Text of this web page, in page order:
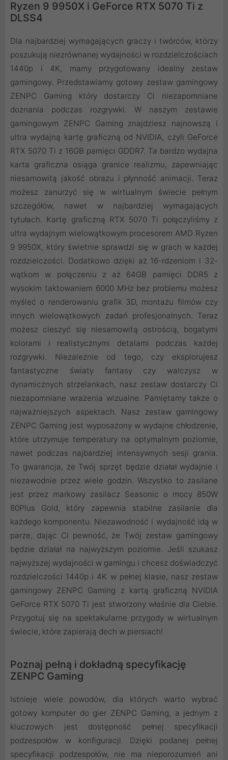
Ryzen 9 9950X i GeForce RTX 5070 Ti z
DLSS4
Dla najbardziej wymagających graczy i twórców, którzy
poszukują niezrównanej wydajności w rozdzielczościach
1440p i 4K, mamy przygotowany idealny zestaw
gamingowy. Przedstawiamy gotowy zestaw gamingowy
ZENPC Gaming który dostarczy Ci niezapomniane
doznania podczas rozgrywki. W naszym zestawie
gamingowym ZENPC Gaming znajdziesz najnowszą i
ultra wydajną kartę graficzną od NVIDIA, czyli GeForce
RTX 5070 Ti z 16GB pamięci GDDR7. Ta bardzo wydajna
karta graficzna osiąga granice realizmu, zapewniając
niesamowitą jakość obrazu i płynność animacji. Teraz
możesz zanurzyć się w wirtualnym świecie pełnym
szczegółów, nawet w najbardziej wymagających
tytułach. Kartę graficzną RTX 5070 Ti połączyliśmy z
ultra wydajnym wielowątkowym procesorem AMD Ryzen
9 9950X, który świetnie sprawdzi się w grach w każdej
rozdzielczości. Dodatkowo dzięki aż 16-rdzeniom i 32-
wątkom w połączeniu z aż 64GB pamięci DDR5 z
wysokim taktowaniem 6000 MHz bez problemu możesz
myśleć o renderowaniu grafik 3D, montażu filmów czy
innych wielowątkowych zadań profesjonalnych. Teraz
możesz cieszyć się niesamowitą ostrością, bogatymi
kolorami i realistycznymi detalami podczas każdej
rozgrywki. Niezależnie od tego, czy eksplorujesz
fantastyczne światy fantasy czy walczysz w
dynamicznych strzelankach, nasz zestaw dostarczy Ci
niezapomniane wrażenia wizualne. Pamiętamy także o
najważniejszych aspektach. Nasz zestaw gamingowy
ZENPC Gaming jest wyposażony w wydajne chłodzenie,
które utrzymuje temperatury na optymalnym poziomie,
nawet podczas najbardziej intensywnych sesji grania.
To gwarancja, że Twój sprzęt będzie działał wydajnie i
niezawodnie przez wiele godzin. Wszystko to zasilane
jest przez markowy zasilacz Seasonic o mocy 850W
80Plus Gold, który zapewnia stabilne zasilanie dla
każdego komponentu. Niezawodność i wydajność idą w
parze, dając Ci pewność, że Twój zestaw gamingowy
będzie działał na najwyższym poziomie. Jeśli szukasz
najwyższej wydajności w gamingu i chcesz doświadczyć
rozdzielczości 1440p i 4K w pełnej klasie, nasz zestaw
gamingowy ZENPC Gaming z kartą graficzną NVIDIA
GeForce RTX 5070 Ti jest stworzony właśnie dla Ciebie.
Przygotuj się na spektakularne przygody w wirtualnym
świecie, które zapierają dech w piersiach!
Poznaj pełną i dokładną specyfikację
ZENPC Gaming
Istnieje wiele powodów, dla których warto wybrać
gotowy komputer do gier ZENPC Gaming, a jednym z
kluczowych jest dostępność pełnej specyfikacji
podzespołów w konfiguracji. Dzięki podanej pełnej
specyfikacji podzespołów, nie ma nieporozumień ani